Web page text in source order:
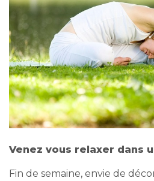
Venez vous relaxer dans
Fin de semaine, envie de